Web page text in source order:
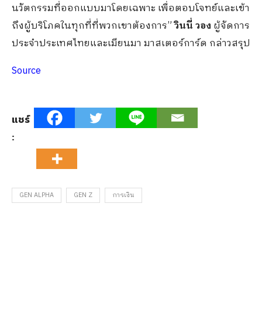
นวัตกรรมที่ออกแบบมาโดยเฉพาะ เพื่อตอบโจทย์และเข้า
ถึงผู้บริโภคในทุกที่ที่พวกเขาต้องการ”วินนี่ วอง ผู้จัดการ
ประจำประเทศไทยและเมียนมา มาสเตอร์การ์ด กล่าวสรุป
Source
แชร์
:
GEN ALPHA GEN Z การเงิน